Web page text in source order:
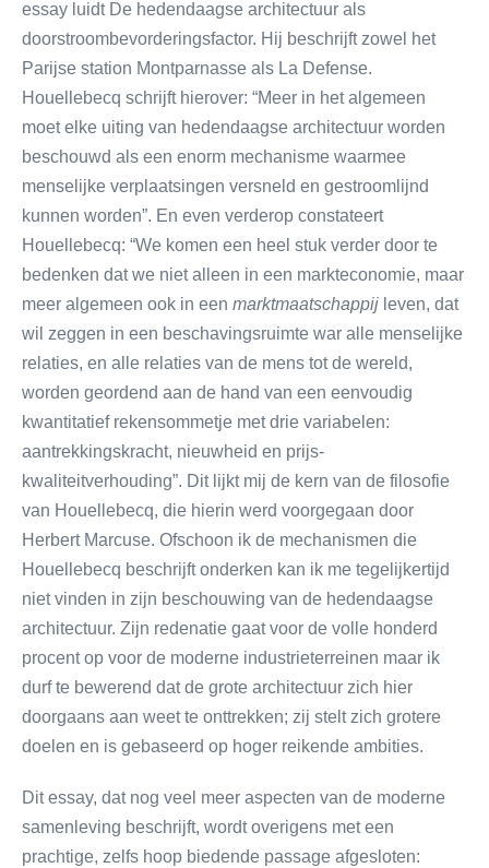
essay luidt De hedendaagse architectuur als
doorstroombevorderingsfactor. Hij beschrijft zowel het
Parijse station Montparnasse als La Defense.
Houellebecq schrijft hierover: “Meer in het algemeen
moet elke uiting van hedendaagse architectuur worden
beschouwd als een enorm mechanisme waarmee
menselijke verplaatsingen versneld en gestroomlijnd
kunnen worden”. En even verderop constateert
Houellebecq: “We komen een heel stuk verder door te
bedenken dat we niet alleen in een markteconomie, maar
meer algemeen ook in een marktmaatschappij leven, dat
wil zeggen in een beschavingsruimte war alle menselijke
relaties, en alle relaties van de mens tot de wereld,
worden geordend aan de hand van een eenvoudig
kwantitatief rekensommetje met drie variabelen:
aantrekkingskracht, nieuwheid en prijs-
kwaliteitverhouding”. Dit lijkt mij de kern van de filosofie
van Houellebecq, die hierin werd voorgegaan door
Herbert Marcuse. Ofschoon ik de mechanismen die
Houellebecq beschrijft onderken kan ik me tegelijkertijd
niet vinden in zijn beschouwing van de hedendaagse
architectuur. Zijn redenatie gaat voor de volle honderd
procent op voor de moderne industrieterreinen maar ik
durf te bewerend dat de grote architectuur zich hier
doorgaans aan weet te onttrekken; zij stelt zich grotere
doelen en is gebaseerd op hoger reikende ambities.
Dit essay, dat nog veel meer aspecten van de moderne
samenleving beschrijft, wordt overigens met een
prachtige, zelfs hoop biedende passage afgesloten: